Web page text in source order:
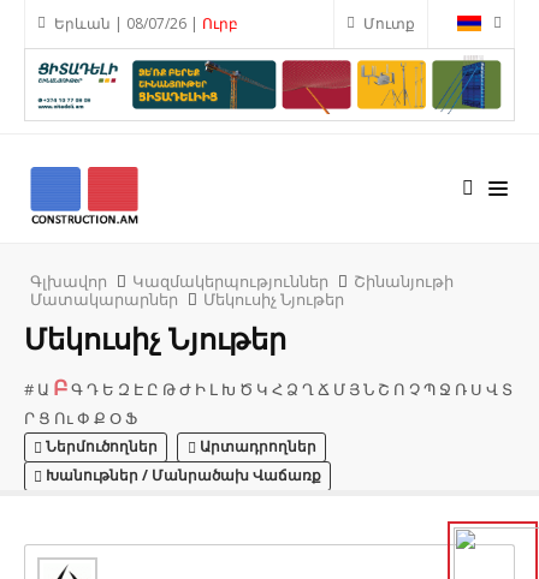
Մուտք
Երևան | 08/07/26 | Ուրբ
Գլխավոր Կազմակերպություններ
Շինանյութի
Մատակարարներ
Մեկուսիչ Նյութեր
Մեկուսիչ Նյութեր
# Ա ԲԳԴ Ե Զ Է Ը ԹԺ Ի Լ Խ Ծ Կ Հ Ձ ՂՃ Մ ՅՆ Շ Ո ՉՊ Ջ Ռ Ս Վ Տ
Ր Ց ՈւՓ Ք ՕՖ
Ներմուծողներ
Արտադրողներ
Խանութներ / Մանրածախ Վաճառք